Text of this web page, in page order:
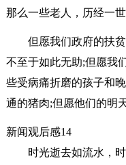
那么一些老人，历经一
但愿我们政府的扶
不至于如此无助;但愿我
些受病痛折磨的孩子和
通的猪肉;但愿他们的明
新闻观后感14
时光逝去如流水，